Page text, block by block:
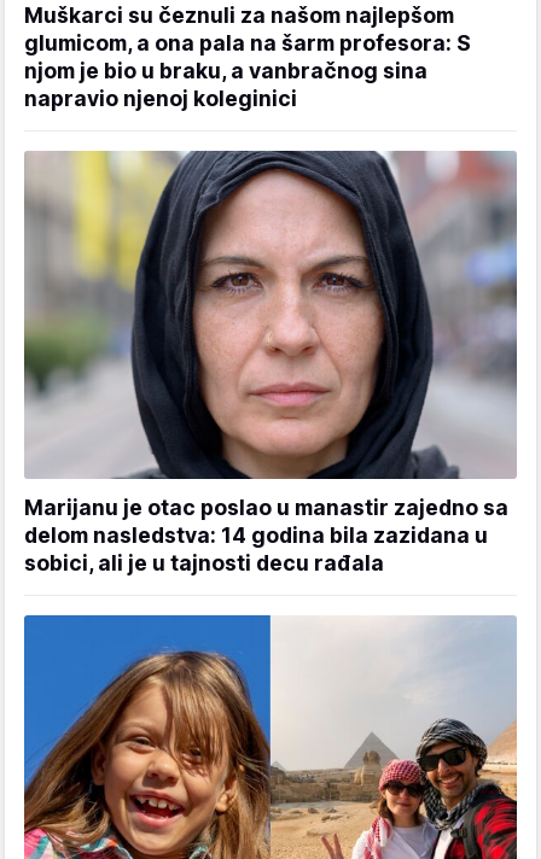
Muškarci su čeznuli za našom najlepšom
glumicom, a ona pala na šarm profesora: S
njom je bio u braku, a vanbračnog sina
napravio njenoj koleginici
Marijanu je otac poslao u manastir zajedno sa
delom nasledstva: 14 godina bila zazidana u
sobici, ali je u tajnosti decu rađala